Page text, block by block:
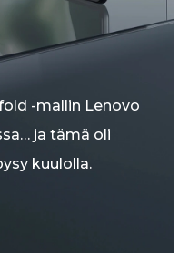
-mallin Lenovo
ja tämä oli
kuulolla.